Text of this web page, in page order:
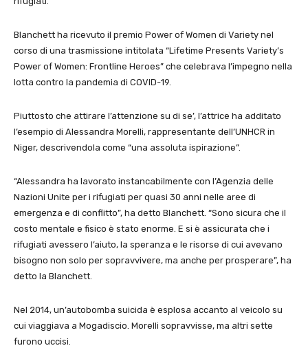
Blanchett ha ricevuto il premio Power of Women di Variety nel
corso di una trasmissione intitolata “Lifetime Presents Variety’s
Power of Women: Frontline Heroes” che celebrava l’impegno nella
lotta contro la pandemia di COVID-19.
Piuttosto che attirare l’attenzione su di se’, l’attrice ha additato
l’esempio di Alessandra Morelli, rappresentante dell’UNHCR in
Niger, descrivendola come “una assoluta ispirazione”.
“Alessandra ha lavorato instancabilmente con l’Agenzia delle
Nazioni Unite per i rifugiati per quasi 30 anni nelle aree di
emergenza e di conflitto”, ha detto Blanchett. “Sono sicura che il
costo mentale e fisico è stato enorme. E si è assicurata che i
rifugiati avessero l’aiuto, la speranza e le risorse di cui avevano
bisogno non solo per sopravvivere, ma anche per prosperare”, ha
detto la Blanchett.
Nel 2014, un’autobomba suicida è esplosa accanto al veicolo su
cui viaggiava a Mogadiscio. Morelli sopravvisse, ma altri sette
furono uccisi.